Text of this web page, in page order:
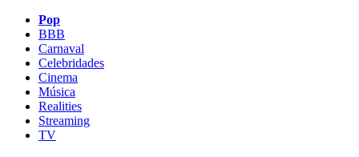
Pop
BBB
Carnaval
Celebridades
Cinema
Música
Realities
Streaming
TV